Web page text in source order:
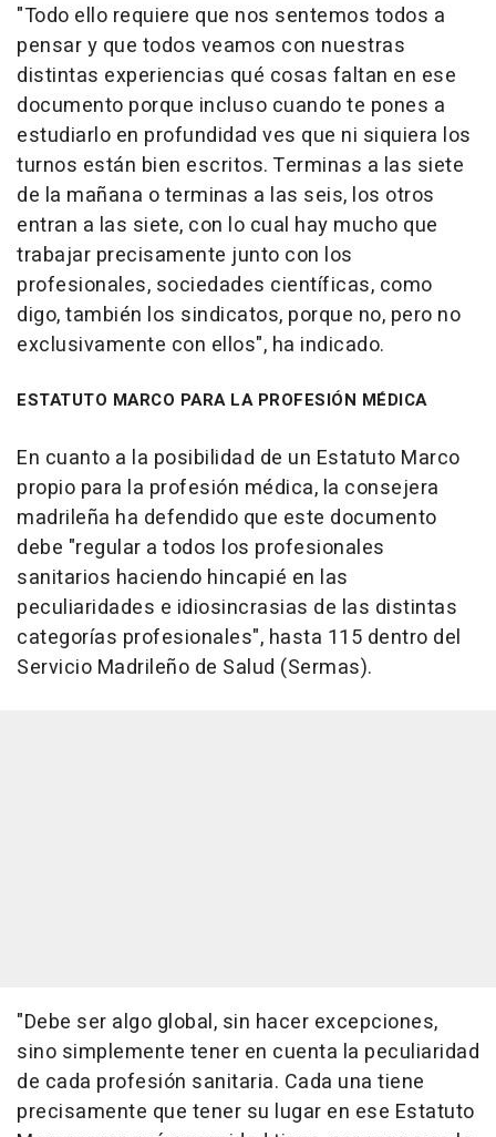
"Todo ello requiere que nos sentemos todos a
pensar y que todos veamos con nuestras
distintas experiencias qué cosas faltan en ese
documento porque incluso cuando te pones a
estudiarlo en profundidad ves que ni siquiera los
turnos están bien escritos. Terminas a las siete
de la mañana o terminas a las seis, los otros
entran a las siete, con lo cual hay mucho que
trabajar precisamente junto con los
profesionales, sociedades científicas, como
digo, también los sindicatos, porque no, pero no
exclusivamente con ellos", ha indicado.
ESTATUTO MARCO PARA LA PROFESIÓN MÉDICA
En cuanto a la posibilidad de un Estatuto Marco
propio para la profesión médica, la consejera
madrileña ha defendido que este documento
debe "regular a todos los profesionales
sanitarios haciendo hincapié en las
peculiaridades e idiosincrasias de las distintas
categorías profesionales", hasta 115 dentro del
Servicio Madrileño de Salud (Sermas).
"Debe ser algo global, sin hacer excepciones,
sino simplemente tener en cuenta la peculiaridad
de cada profesión sanitaria. Cada una tiene
precisamente que tener su lugar en ese Estatuto